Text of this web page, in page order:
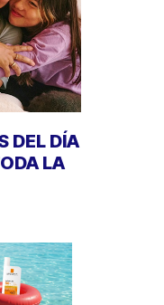
DEL DÍA
LA